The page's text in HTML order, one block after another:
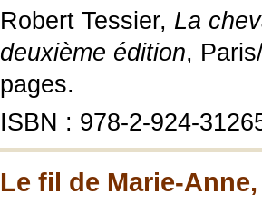
Robert Tessier, La
deuxième édition,
pages.
ISBN : 978-2-924-
Le fil de Marie-